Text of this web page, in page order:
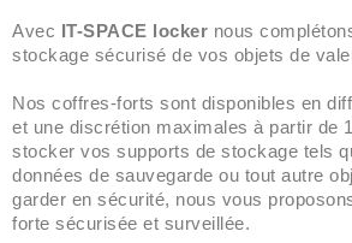
Avec IT-SPACE locker nous
stockage sécurisé de vos objets de
Nos coffres-forts sont disponibles en
et une discrétion maximales à partir de
stocker vos supports de stockage tels
données de sauvegarde ou tout autre
garder en sécurité, nous vous
forte sécurisée et surveillée.